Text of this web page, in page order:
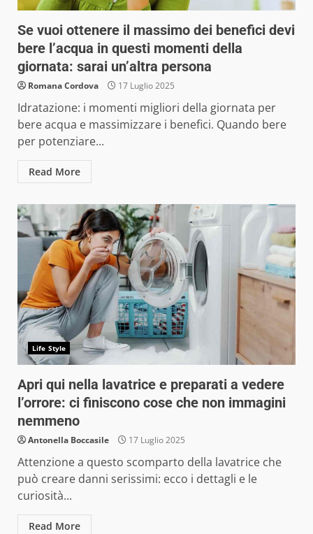
Se vuoi ottenere il massimo dei benefici devi
bere l’acqua in questi momenti della
giornata: sarai un’altra persona
Romana Cordova 17 Luglio 2025
Idratazione: i momenti migliori della giornata per
bere acqua e massimizzare i benefici. Quando bere
per potenziare...
Read More
Life Style
Apri qui nella lavatrice e preparati a vedere
l’orrore: ci finiscono cose che non immagini
nemmeno
Antonella Boccasile 17 Luglio 2025
Attenzione a questo scomparto della lavatrice che
può creare danni serissimi: ecco i dettagli e le
curiosità...
Read More